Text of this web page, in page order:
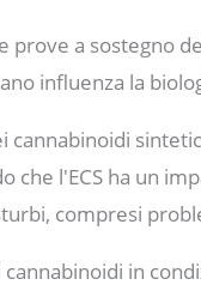
prove a sostegno
influenza la
cannabinoidi
che l'ECS ha un
compresi
in